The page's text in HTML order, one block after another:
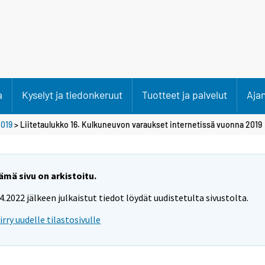
Kyselyt ja tiedonkeruut Tuotteet ja palvelut
> Liitetaulukko 16. Kulkuneuvon varaukset internetissä vuonna 2019
sivu on arkistoitu.
jälkeen julkaistut tiedot löydät uudistetulta sivustolta.
uudelle tilastosivulle